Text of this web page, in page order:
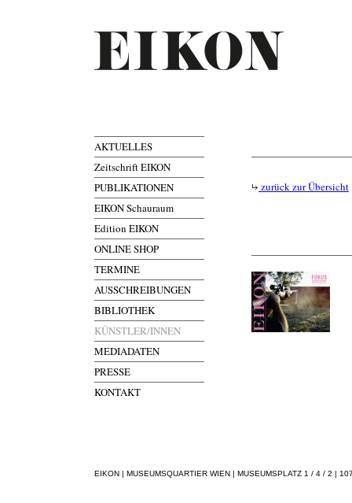
AKTUELLES
Zeitschrift EIKON
PUBLIKATIONEN
EIKON Schauraum
Edition EIKON
ONLINE SHOP
TERMINE
AUSSCHREIBUNGEN
BIBLIOTHEK
KÜNSTLER/INNEN
MEDIADATEN
PRESSE
KONTAKT
zurück zur Übersicht
EIKON | MUSEUMSQUARTIER WIEN | MUSEUMSPLATZ 1 / 4 / 2 |